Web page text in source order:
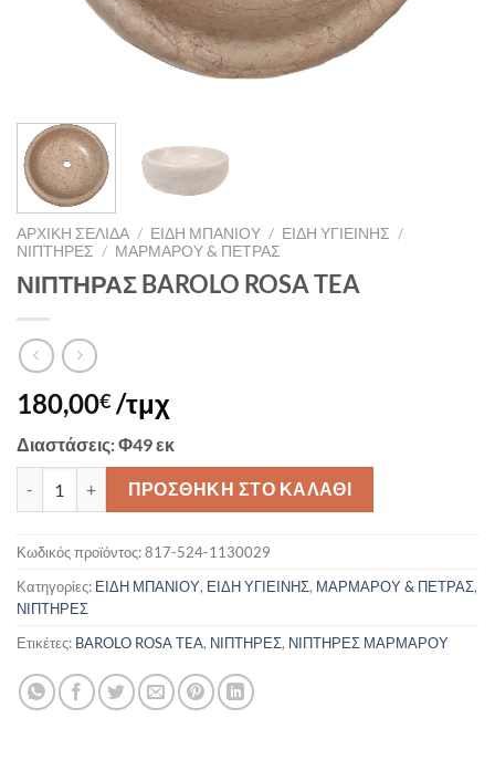
ΑΡΧΙΚΉ ΣΕΛΊΔΑ / ΕΙΔΗ ΜΠΑΝΙΟΥ / ΕΙΔΗ ΥΓΙΕΙΝΗΣ /
ΝΙΠΤΗΡΕΣ / ΜΑΡΜΑΡΟΥ & ΠΕΤΡΑΣ
ΝΙΠΤΗΡΑΣ BAROLO ROSA TEA
180,00€ /τμχ
Διαστάσεις: Φ49 εκ
ΝΙΠΤΗΡΑΣ BAROLO ROSA TEA ποσότητα
ΠΡΟΣΘΉΚΗ ΣΤΟ ΚΑΛΆΘΙ
Κωδικός προϊόντος:817-524-1130029
Κατηγορίες: ΕΙΔΗ ΜΠΑΝΙΟΥ, ΕΙΔΗ ΥΓΙΕΙΝΗΣ, ΜΑΡΜΑΡΟΥ & ΠΕΤΡΑΣ,
ΝΙΠΤΗΡΕΣ
Ετικέτες: BAROLO ROSA TEA, ΝΙΠΤΗΡΕΣ, ΝΙΠΤΗΡΕΣ ΜΑΡΜΑΡΟΥ